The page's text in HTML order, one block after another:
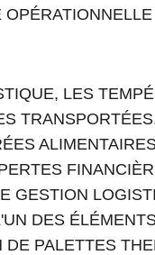
LES
GESTION
DES
PALETTES